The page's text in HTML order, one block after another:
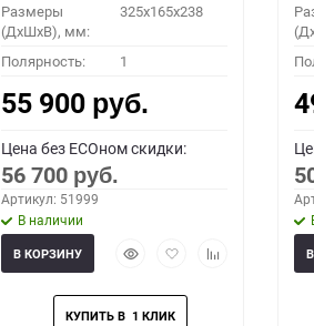
Размеры
(ДхШхВ), мм:
325x165x238
Полярность: 1
55 900 руб.
Цена без ECOном скидки:
56 700 руб.
Артикул: 51999
В наличии
БыстрыйДобавить
избранное
Добавить
В КОРЗИНУ